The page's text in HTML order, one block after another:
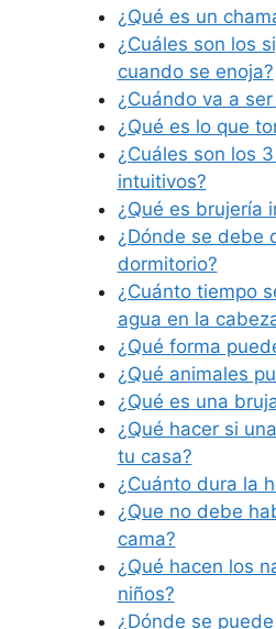
¿Qué es un
¿Cuáles son los
cuando se enoja?
¿Cuándo va a
¿Qué es lo que
¿Cuáles son los
intuitivos?
¿Qué es brujería
¿Dónde se debe
dormitorio?
¿Cuánto tiempo
agua en la
¿Qué forma
¿Qué animales
¿Qué es una
¿Qué hacer si
tu casa?
¿Cuánto dura la
¿Que no debe
cama?
¿Qué hacen los
niños?
¿Dónde se